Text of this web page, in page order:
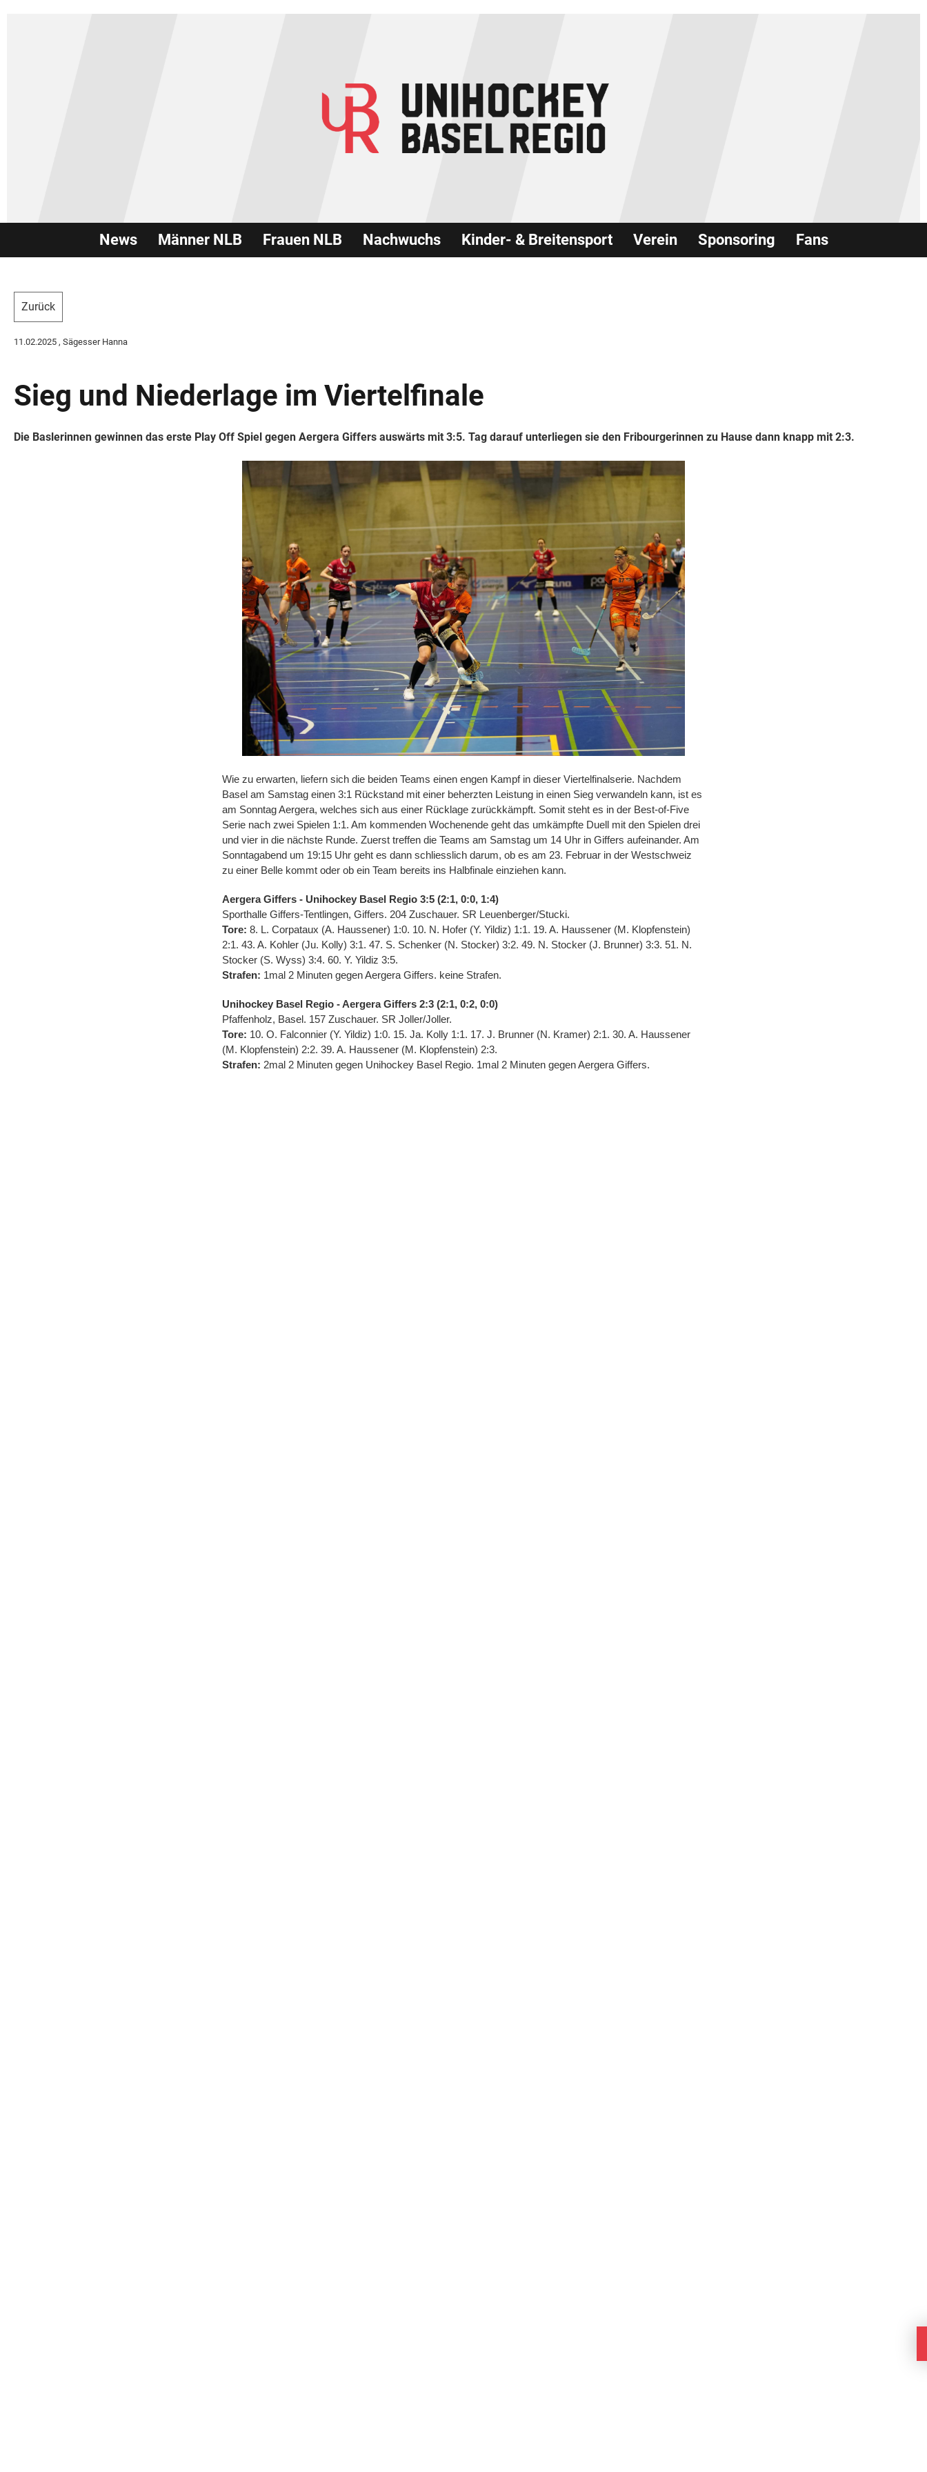
News Männer NLB Frauen NLB Nachwuchs Kinder- & Breitensport Verein Sponsoring Fans
Zurück
11.02.2025 , Sägesser Hanna
Sieg und Niederlage im Viertelfinale
Die Baslerinnen gewinnen das erste Play Off Spiel gegen Aergera Giffers auswärts mit 3:5. Tag darauf unterliegen sie den Fribourgerinnen zu Hause dann knapp mit 2:3.
Wie zu erwarten, liefern sich die beiden Teams einen engen Kampf in dieser Viertelfinalserie. Nachdem
Basel am Samstag einen 3:1 Rückstand mit einer beherzten Leistung in einen Sieg verwandeln kann, ist es
am Sonntag Aergera, welches sich aus einer Rücklage zurückkämpft. Somit steht es in der Best-of-Five
Serie nach zwei Spielen 1:1. Am kommenden Wochenende geht das umkämpfte Duell mit den Spielen drei
und vier in die nächste Runde. Zuerst treffen die Teams am Samstag um 14 Uhr in Giffers aufeinander. Am
Sonntagabend um 19:15 Uhr geht es dann schliesslich darum, ob es am 23. Februar in der Westschweiz
zu einer Belle kommt oder ob ein Team bereits ins Halbfinale einziehen kann.
Aergera Giffers - Unihockey Basel Regio 3:5 (2:1, 0:0, 1:4)
Sporthalle Giffers-Tentlingen, Giffers. 204 Zuschauer. SR Leuenberger/Stucki.
Tore: 8. L. Corpataux (A. Haussener) 1:0. 10. N. Hofer (Y. Yildiz) 1:1. 19. A. Haussener (M. Klopfenstein)
2:1. 43. A. Kohler (Ju. Kolly) 3:1. 47. S. Schenker (N. Stocker) 3:2. 49. N. Stocker (J. Brunner) 3:3. 51. N.
Stocker (S. Wyss) 3:4. 60. Y. Yildiz 3:5.
Strafen: 1mal 2 Minuten gegen Aergera Giffers. keine Strafen.
Unihockey Basel Regio - Aergera Giffers 2:3 (2:1, 0:2, 0:0)
Pfaffenholz, Basel. 157 Zuschauer. SR Joller/Joller.
Tore: 10. O. Falconnier (Y. Yildiz) 1:0. 15. Ja. Kolly 1:1. 17. J. Brunner (N. Kramer) 2:1. 30. A. Haussener
(M. Klopfenstein) 2:2. 39. A. Haussener (M. Klopfenstein) 2:3.
Strafen: 2mal 2 Minuten gegen Unihockey Basel Regio. 1mal 2 Minuten gegen Aergera Giffers.